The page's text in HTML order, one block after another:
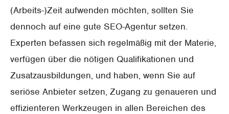
(Arbeits-)Zeit aufwenden möchten, sollten Sie
dennoch auf eine gute SEO-Agentur setzen.
Experten befassen sich regelmäßig mit der Materie,
verfügen über die nötigen Qualifikationen und
Zusatzausbildungen, und haben, wenn Sie auf
seriöse Anbieter setzen, Zugang zu genaueren und
effizienteren Werkzeugen in allen Bereichen des